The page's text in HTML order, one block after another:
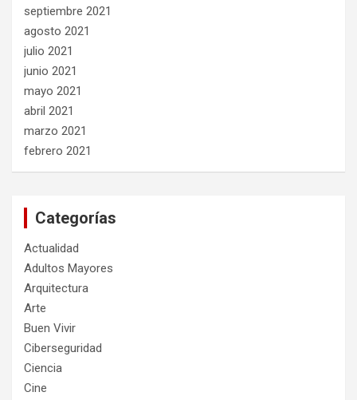
septiembre 2021
agosto 2021
julio 2021
junio 2021
mayo 2021
abril 2021
marzo 2021
febrero 2021
Categorías
Actualidad
Adultos Mayores
Arquitectura
Arte
Buen Vivir
Ciberseguridad
Ciencia
Cine